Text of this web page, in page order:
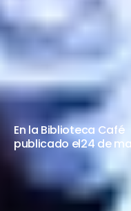
"VOCES
CANTO"
MARTINO
14DEJUNIO,
10 DE
En la Biblioteca Café
publicado el24 de